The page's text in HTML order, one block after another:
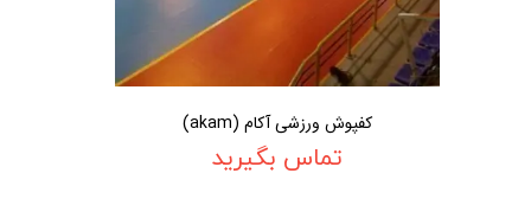
کفپوش ورزشی آکام (akam)
تماس بگیرید